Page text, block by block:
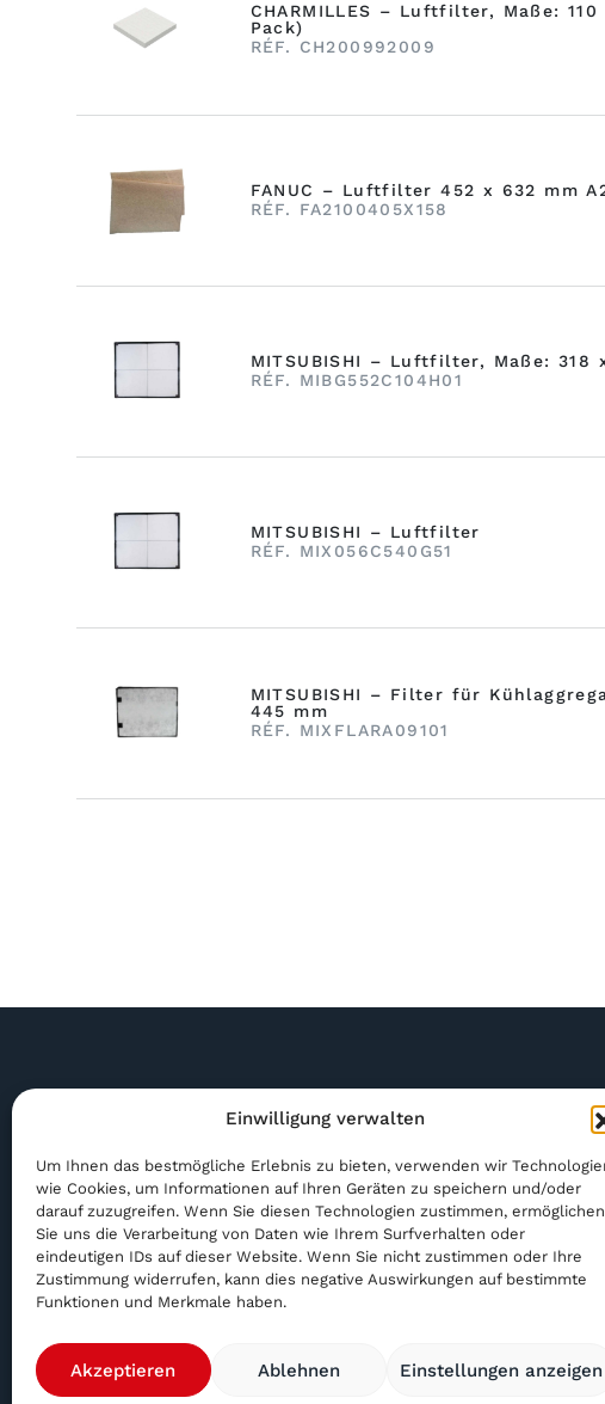
Einwilligung verwalten
Um Ihnen das bestmögliche Erlebnis zu bieten, verwenden wir
wie Cookies, um Informationen auf Ihren Geräten zu speichern und/oder
darauf zuzugreifen. Wenn Sie diesen Technologien zustimmen, ermöglichen
Sie uns die Verarbeitung von Daten wie Ihrem Surfverhalten oder
eindeutigen IDs auf dieser Website. Wenn Sie nicht zustimmen oder Ihre
Zustimmung widerrufen, kann dies negative Auswirkungen auf bestimmte
Funktionen und Merkmale haben.
Akzeptieren Ablehnen Einstellungen anzeigen
CHARMILLES – Luftfilter, Maße:
Pack)
RÉF. CH200992009
FANUC – Luftfilter 452 x 632 mm
RÉF. FA2100405X158
MITSUBISHI – Luftfilter, Maße: 318
RÉF. MIBG552C104H01
MITSUBISHI – Luftfilter
RÉF. MIX056C540G51
MITSUBISHI – Filter für
445 mm
RÉF. MIXFLARA09101
2400 Le Locle, Suisse
+41 79 591